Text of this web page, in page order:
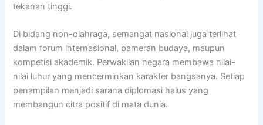
tekanan tinggi.
Di bidang non-olahraga, semangat nasional juga terlihat
dalam forum internasional, pameran budaya, maupun
kompetisi akademik. Perwakilan negara membawa nilai-
nilai luhur yang mencerminkan karakter bangsanya. Setiap
penampilan menjadi sarana diplomasi halus yang
membangun citra positif di mata dunia.